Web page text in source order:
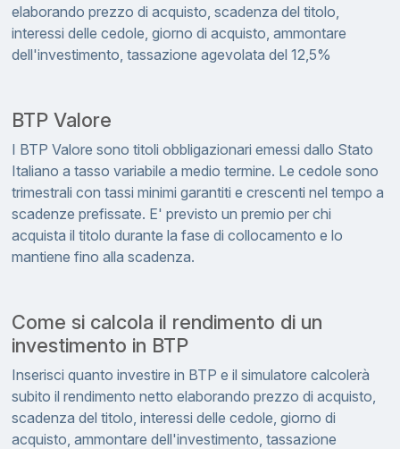
elaborando prezzo di acquisto, scadenza del titolo,
interessi delle cedole, giorno di acquisto, ammontare
dell'investimento, tassazione agevolata del 12,5%
BTP Valore
I BTP Valore sono titoli obbligazionari emessi dallo Stato
Italiano a tasso variabile a medio termine. Le cedole sono
trimestrali con tassi minimi garantiti e crescenti nel tempo a
scadenze prefissate. E' previsto un premio per chi
acquista il titolo durante la fase di collocamento e lo
mantiene fino alla scadenza.
Come si calcola il rendimento di un
investimento in BTP
Inserisci quanto investire in BTP e il simulatore calcolerà
subito il rendimento netto elaborando prezzo di acquisto,
scadenza del titolo, interessi delle cedole, giorno di
acquisto, ammontare dell'investimento, tassazione